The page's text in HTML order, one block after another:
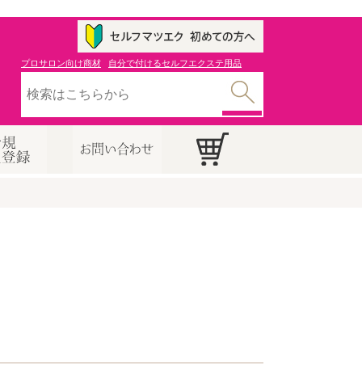
プロサロン向け商材 自分で付けるセルフエクステ用品